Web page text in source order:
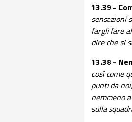
13.39 -
sensazioni
fargli fare
dire che si
13.38 -
così come
punti da
nemmeno
sulla